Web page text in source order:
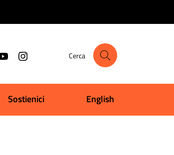
Cerca
Sostienici English